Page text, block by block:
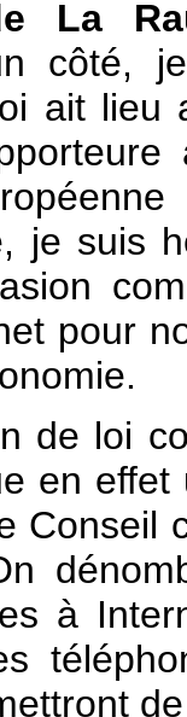
La
côté,
ait lieu
je suis
pour
de loi
en effet
Conseil
à